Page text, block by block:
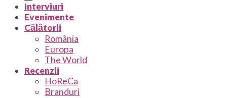
Interviuri
Evenimente
Călătorii
România
Europa
The World
Recenzii
HoReCa
Branduri